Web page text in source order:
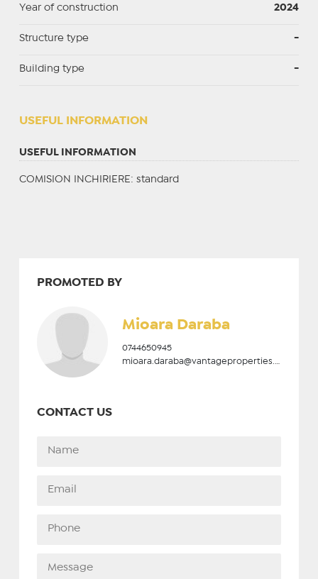
Year of construction 2024
Structure type -
Building type -
USEFUL INFORMATION
USEFUL INFORMATION
COMISION INCHIRIERE: standard
PROMOTED BY
Mioara Daraba
0744650945
CONTACT US